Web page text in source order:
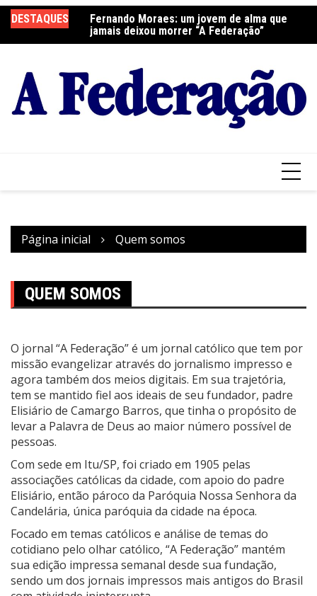
para
o
DESTAQUES
a Festa do
Fernando Moraes: um jovem de alma que
jamais deixou morrer “A Federação”
Página inicial Quem somos
QUEM SOMOS
O jornal “A Federação” é um jornal católico que tem por
missão evangelizar através do jornalismo impresso e
agora também dos meios digitais. Em sua trajetória,
tem se mantido fiel aos ideais de seu fundador, padre
Elisiário de Camargo Barros, que tinha o propósito de
levar a Palavra de Deus ao maior número possível de
pessoas.
Com sede em Itu/SP, foi criado em 1905 pelas
associações católicas da cidade, com apoio do padre
Elisiário, então pároco da Paróquia Nossa Senhora da
Candelária, única paróquia da cidade na época.
Focado em temas católicos e análise de temas do
cotidiano pelo olhar católico, “A Federação” mantém
sua edição impressa semanal desde sua fundação,
sendo um dos jornais impressos mais antigos do Brasil